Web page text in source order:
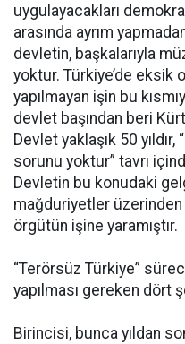
uygulayacakları
arasında ayrım
devletin, başkalarıyla
yoktur. Türkiye’de eksik
yapılmayan işin bu
devlet başından beri
Devlet yaklaşık 50
sorunu yoktur” tavrı
Devletin bu konudaki
mağduriyetler
örgütün işine yaramıştır.
“Terörsüz Türkiye”
yapılması gereken dört
Birincisi, bunca yıldan